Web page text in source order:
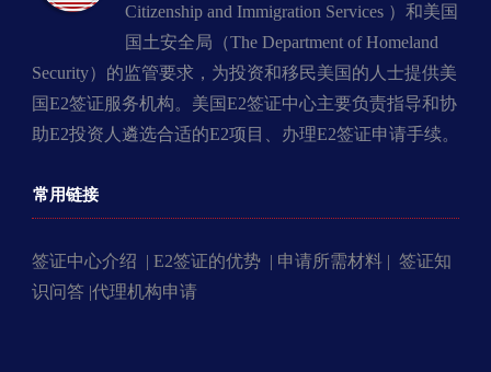
Citizenship and Immigration Services ）和美国
国土安全局（The Department of Homeland
Security）的监管要求，为投资和移民美国的人士提供美
国E2签证服务机构。美国E2签证中心主要负责指导和协
助E2投资人遴选合适的E2项目、办理E2签证申请手续。
常用链接
签证中心介绍 | E2签证的优势 | 申请所需材料 | 签证知
识问答 |代理机构申请